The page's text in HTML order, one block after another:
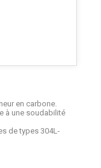
en carbone.
à une soudabilité
de types 304L-